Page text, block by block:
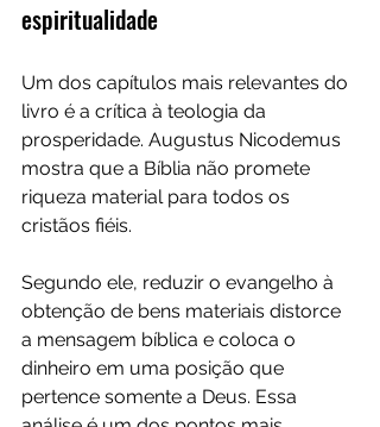
espiritualidade
Um dos capítulos mais relevantes do
livro é a crítica à teologia da
prosperidade. Augustus Nicodemus
mostra que a Bíblia não promete
riqueza material para todos os
cristãos fiéis.
Segundo ele, reduzir o evangelho à
obtenção de bens materiais distorce
a mensagem bíblica e coloca o
dinheiro em uma posição que
pertence somente a Deus. Essa